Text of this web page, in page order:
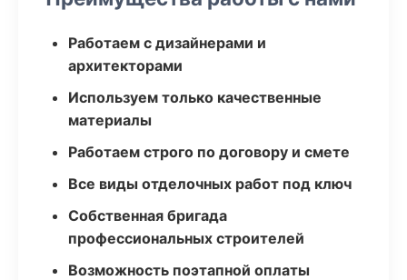
Работаем с дизайнерами и
архитекторами
Используем только качественные
материалы
Работаем строго по договору и смете
Все виды отделочных работ под ключ
Собственная бригада
профессиональных строителей
Возможность поэтапной оплаты